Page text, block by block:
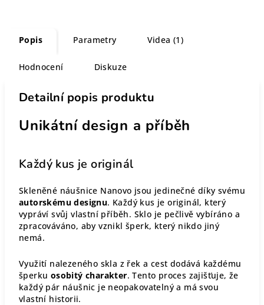
Popis Parametry Videa (1)
Hodnocení Diskuze
Detailní popis produktu
Unikátní design a příběh
Každý kus je originál
Skleněné náušnice Nanovo jsou jedinečné díky svému
autorskému designu. Každý kus je originál, který
vypráví svůj vlastní příběh. Sklo je pečlivě vybíráno a
zpracováváno, aby vznikl šperk, který nikdo jiný
nemá.
Využití nalezeného skla z řek a cest dodává každému
šperku osobitý charakter. Tento proces zajišťuje, že
každý pár náušnic je neopakovatelný a má svou
vlastní historii.